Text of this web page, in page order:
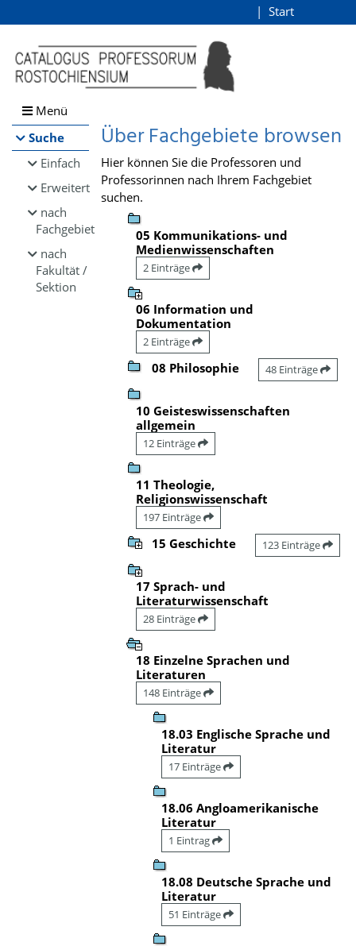
Browsen
direkt zum Inhalt
Start
Menü
Suche
Einfach
Erweitert
nach
Fachgebiet
nach
Fakultät /
Sektion
Über Fachgebiete browsen
Hier können Sie die Professoren und
Professorinnen nach Ihrem Fachgebiet
suchen.
05 Kommunikations- und
Medienwissenschaften
2 Einträge
06 Information und
Dokumentation
2 Einträge
08 Philosophie 48 Einträge
10 Geisteswissenschaften
allgemein
12 Einträge
11 Theologie,
Religionswissenschaft
197 Einträge
15 Geschichte 123 Einträge
17 Sprach- und
Literaturwissenschaft
28 Einträge
18 Einzelne Sprachen und
Literaturen
148 Einträge
18.03 Englische Sprache und
Literatur
17 Einträge
18.06 Angloamerikanische
Literatur
1 Eintrag
18.08 Deutsche Sprache und
Literatur
51 Einträge